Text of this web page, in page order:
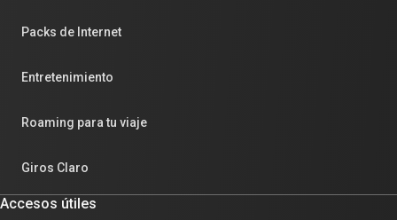
Packs de Internet
Entretenimiento
Roaming para tu viaje
Giros Claro
Accesos útiles